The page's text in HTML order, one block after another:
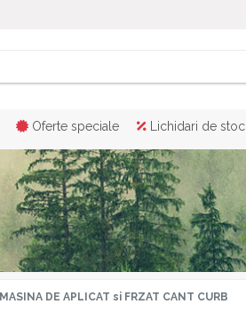
Oferte speciale Lichidari de stoc
MASINA DE APLICAT si FRZAT CANT CURB